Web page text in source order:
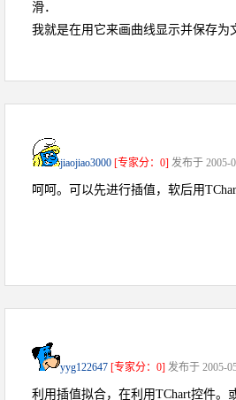
滑．
我就是在用它来画曲线显示并保存为
jiaojiao3000 [专家分：0] 发布于 2005-
呵呵。可以先进行插值，软后用
yyg122647 [专家分：0] 发布于 2005-
利用插值拟合，在利用TChart控件。